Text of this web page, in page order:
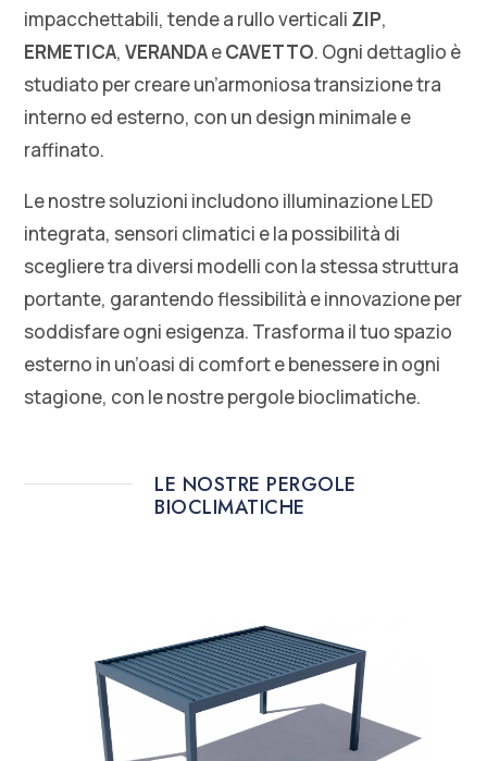
impacchettabili, tende a rullo verticali ZIP,
ERMETICA,VERANDAeCAVETTO. Ogni dettaglio è
studiato per creare un’armoniosa transizione tra
interno ed esterno, con un design minimale e
raffinato.
Le nostre soluzioni includono illuminazione LED
integrata, sensori climatici e la possibilità di
scegliere tra diversi modelli con la stessa struttura
portante, garantendo flessibilità e innovazione per
soddisfare ogni esigenza. Trasforma il tuo spazio
esterno in un’oasi di comfort e benessere in ogni
stagione, con le nostre pergole bioclimatiche.
LE NOSTRE PERGOLE
BIOCLIMATICHE